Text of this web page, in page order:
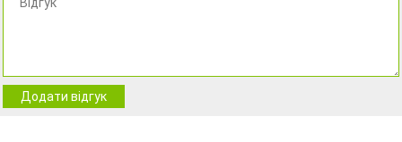
Додати відгук